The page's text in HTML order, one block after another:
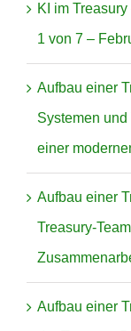
KI im
1 von 7 –
Aufbau einer
Systemen
einer
Aufbau einer
Treasury-
Aufbau einer